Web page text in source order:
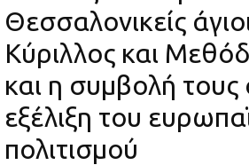
Θεσσαλονικείς
Κύριλλος και
και η συμβολή τους
εξέλιξη του
πολιτισμού